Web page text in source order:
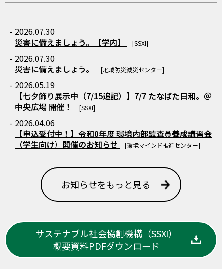
- 2026.07.30
災害に備えましょう。【学内】
[SSXI]
- 2026.07.30
災害に備えましょう。
[地域防災減災センター]
- 2026.05.19
【七夕飾り展示中（7/15追記）】7/7 たなばた日和。＠
中央広場 開催！
[SSXI]
- 2026.04.06
【申込受付中！】令和8年度 環境内部監査員養成講習会
（学生向け）開催のお知らせ
[環境マインド推進センター]
お知らせをもっと見る
サステナブル社会協創機構（SSXI）
概要資料PDFダウンロード